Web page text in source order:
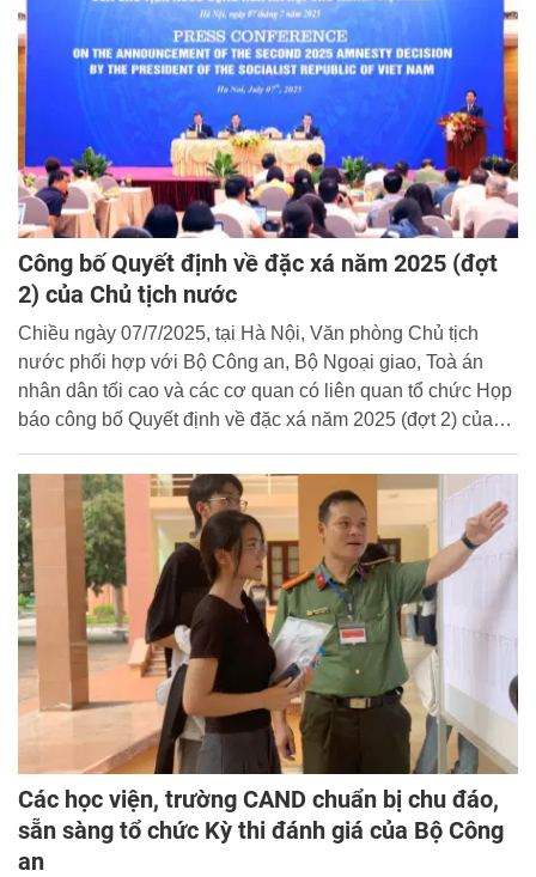
Công bố Quyết định về đặc xá năm 2025 (đợt
2) của Chủ tịch nước
Chiều ngày 07/7/2025, tại Hà Nội, Văn phòng Chủ tịch
nước phối hợp với Bộ Công an, Bộ Ngoại giao, Toà án
nhân dân tối cao và các cơ quan có liên quan tổ chức Họp
báo công bố Quyết định về đặc xá năm 2025 (đợt 2) của
Thượng tướng Lê Văn Tuyến, Thứ trưởng Bộ Công an
tham gia chủ trì buổi Họp báo.
Các học viện, trường CAND chuẩn bị chu đáo,
sẵn sàng tổ chức Kỳ thi đánh giá của Bộ Công
an